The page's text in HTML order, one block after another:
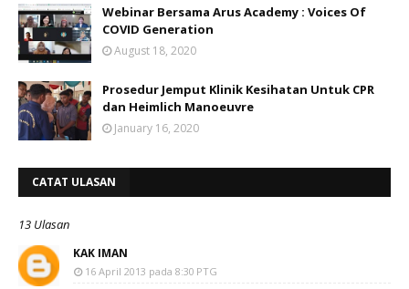
Webinar Bersama Arus Academy : Voices Of
COVID Generation
August 18, 2020
Prosedur Jemput Klinik Kesihatan Untuk CPR
dan Heimlich Manoeuvre
January 16, 2020
CATAT ULASAN
13 Ulasan
KAK IMAN
16 April 2013 pada 8:30 PTG